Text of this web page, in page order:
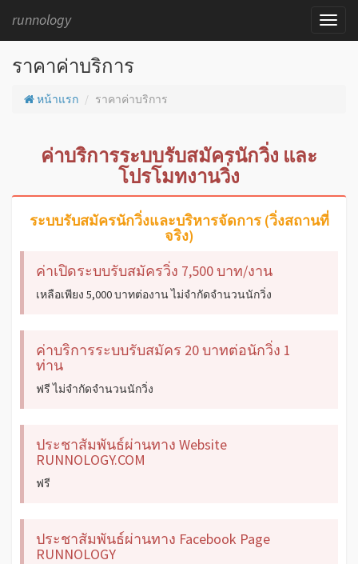
runnology
ราคาค่าบริการ
หน้าแรก ราคาค่าบริการ
ค่าบริการระบบรับสมัครนักวิ่ง และ
โปรโมทงานวิ่ง
ระบบรับสมัครนักวิ่งและบริหารจัดการ (วิ่งสถานที่
จริง)
ค่าเปิดระบบรับสมัครวิ่ง 7,500 บาท/งาน
เหลือเพียง 5,000 บาทต่องาน ไม่จำกัดจำนวนนักวิ่ง
ค่าบริการระบบรับสมัคร 20 บาทต่อนักวิ่ง 1
ท่าน
ฟรี ไม่จำกัดจำนวนนักวิ่ง
ประชาสัมพันธ์ผ่านทาง Website
RUNNOLOGY.COM
ฟรี
ประชาสัมพันธ์ผ่านทาง Facebook Page
RUNNOLOGY